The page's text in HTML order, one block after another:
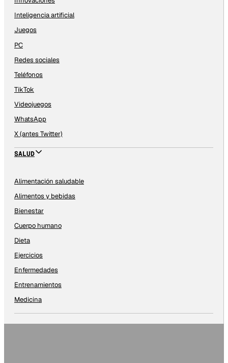
Inteligencia artificial
Juegos
PC
Redes sociales
Teléfonos
TikTok
Videojuegos
WhatsApp
X (antes Twitter)
SALUD
Alimentación saludable
Alimentos y bebidas
Bienestar
Cuerpo humano
Dieta
Ejercicios
Enfermedades
Entrenamientos
Medicina